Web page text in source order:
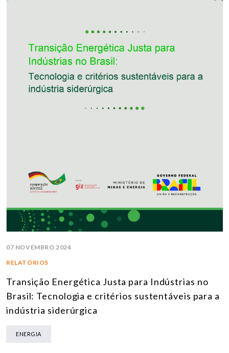
07 NOVEMBRO 2024
RELATÓRIOS
Transição Energética Justa para Indústrias no
Brasil: Tecnologia e critérios sustentáveis para a
indústria siderúrgica
ENERGIA